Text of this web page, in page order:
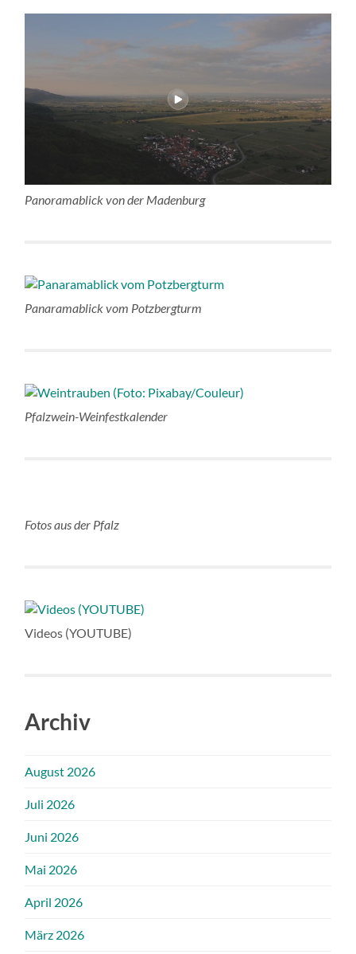
Panoramablick von der Madenburg
Panaramablick vom Potzbergturm
Pfalzwein-Weinfestkalender
Fotos aus der Pfalz
Videos (YOUTUBE)
Archiv
August 2026
Juli 2026
Juni 2026
Mai 2026
April 2026
März 2026